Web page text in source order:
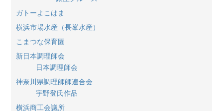
ガトーよこはま
横浜市場水産（長峯水産）
こまつな保育園
新日本調理師会
日本調理師会
神奈川県調理師師連合会
宇野登氏作品
横浜商工会議所